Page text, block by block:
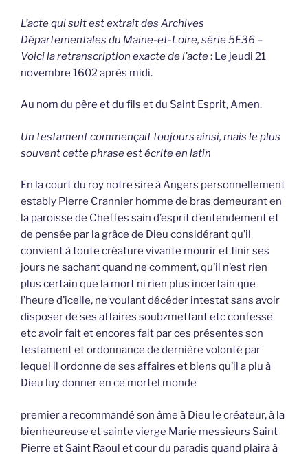
L’acte qui suit est extrait des Archives
Départementales du Maine-et-Loire, série 5E36 –
Voici la retranscription exacte de l’acte: Le jeudi 21
novembre 1602 après midi.
Au nom du père et du fils et du Saint Esprit, Amen.
Un testament commençait toujours ainsi, mais le plus
souvent cette phrase est écrite en latin
En la court du roy notre sire à Angers personnellement
estably Pierre Crannier homme de bras demeurant en
la paroisse de Cheffes sain d’esprit d’entendement et
de pensée par la grâce de Dieu considérant qu’il
convient à toute créature vivante mourir et finir ses
jours ne sachant quand ne comment, qu’il n’est rien
plus certain que la mort ni rien plus incertain que
l’heure d’icelle, ne voulant décéder intestat sans avoir
disposer de ses affaires soubzmettant etc confesse
etc avoir fait et encores fait par ces présentes son
testament et ordonnance de dernière volonté par
lequel il ordonne de ses affaires et biens qu’il a plu à
Dieu luy donner en ce mortel monde
premier a recommandé son âme à Dieu le créateur, à la
bienheureuse et sainte vierge Marie messieurs Saint
Pierre et Saint Raoul et cour du paradis quand plaira à